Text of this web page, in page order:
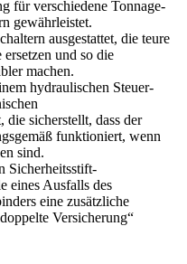
für verschiedene Tonnage-
gewährleistet.
ausgestattet, die teure
und so die
machen.
hydraulischen Steuer-
die sicherstellt, dass der
funktioniert, wenn
sind.
Sicherheitsstift-
eines Ausfalls des
eine zusätzliche
Versicherung“